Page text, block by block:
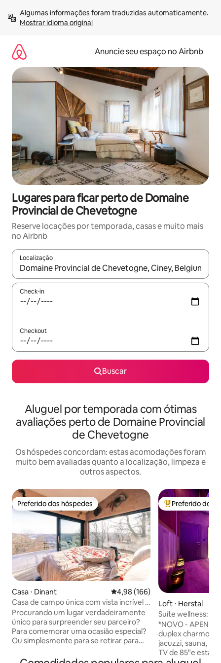
para
Mostrar idioma original
Anuncie seu espaço no Airbnb
Lugares para ficar perto de Domaine
Provincial de Chevetogne
Reserve locações por temporada, casas e muito mais
no Airbnb
Localização
Quando os resultados estiverem disponíveis, explore-os
Check-in
Checkout
Buscar
Aluguel por temporada com ótimas
avaliações perto de Domaine Provincial
de Chevetogne
Os hóspedes concordam: estas acomodações foram
muito bem avaliadas quanto a localização, limpeza e
outros aspectos.
Preferido dos hóspedes
Preferido dos hóspedes
Casa ⋅ Dinant 4,98 de uma avaliação média de
4,98 (166)
Casa de campo única com vista incrível e
bem-estar privado
Procurando um lugar verdadeiramente
único para surpreender seu parceiro?
Para comemorar uma ocasião especial?
Ou simplesmente para se retirar para
estressante? Então venha para El
Entre os
Preferido dos
Loft ⋅ Herstal
Suíte wellness:
*NOVO - APENAS
duplex charmosa
jacuzzi, sauna,
TV de 85"e